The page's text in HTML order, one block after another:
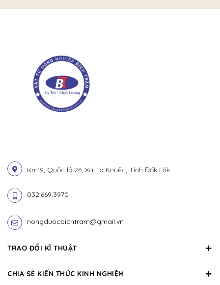
Km19, Quốc lộ 26, Xã Ea Knuếc, Tỉnh Đăk Lăk
032.669.3970
nongduocbichtram@gmail.vn
TRAO ĐỔI KĨ THUẬT
CHIA SẺ KIẾN THỨC KINH NGHIỆM